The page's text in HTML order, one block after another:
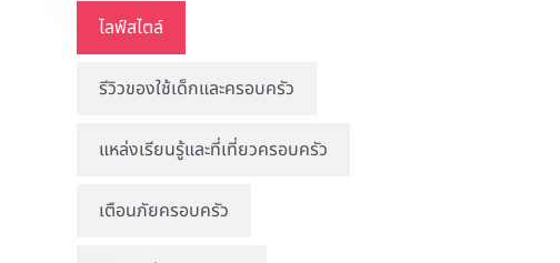
ไลฟ์สไตล์
รีวิวของใช้เด็กและครอบครัว
แหล่งเรียนรู้และที่เที่ยวครอบครัว
เตือนภัยครอบครัว